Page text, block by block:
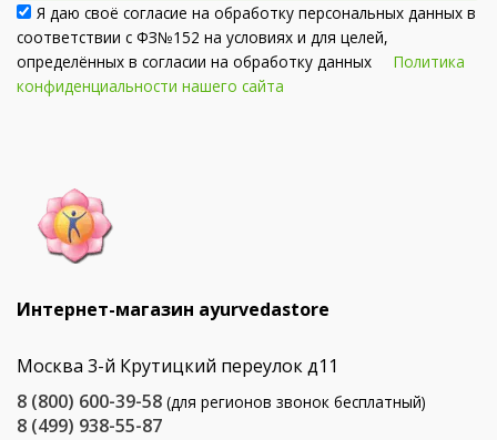
Я даю своё согласие на обработку персональных данных в
соответствии с ФЗ№152 на условиях и для целей,
определённых в согласии на обработку данных Политика
конфиденциальности нашего сайта
Интернет-магазин ayurvedastore
Москва 3-й Крутицкий переулок д11
8 (800) 600-39-58 (для регионов звонок бесплатный)
8 (499) 938-55-87